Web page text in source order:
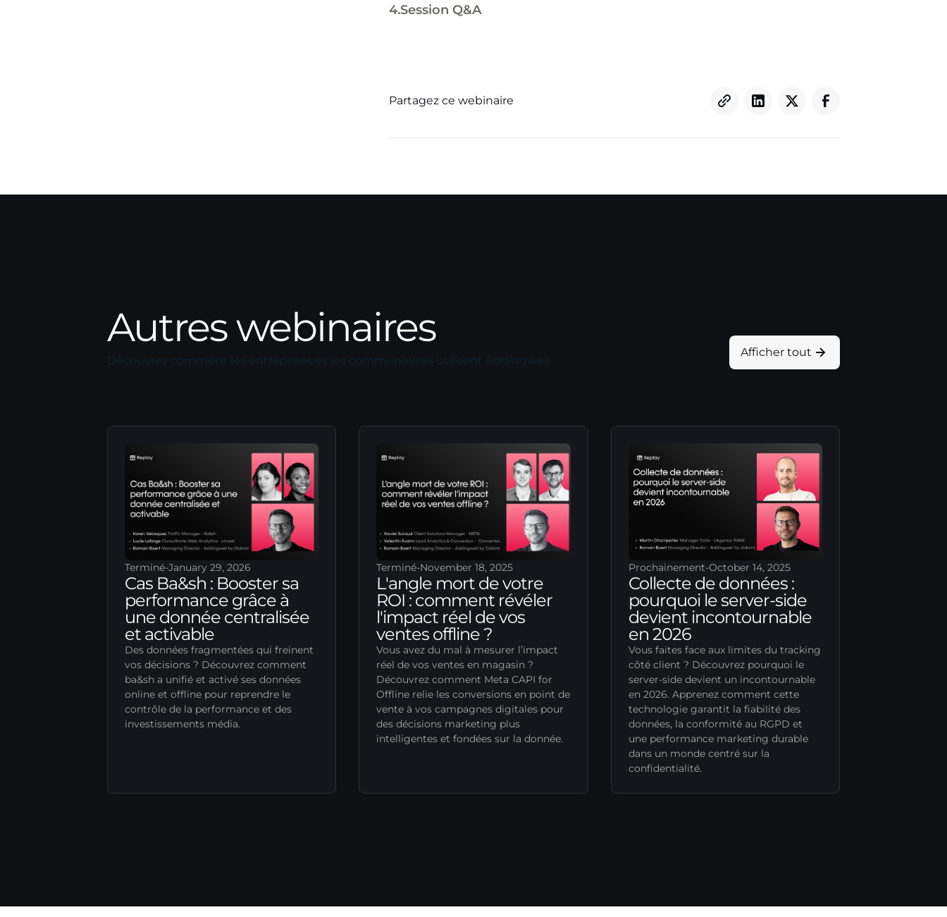
4.Session Q&A
Partagez ce webinaire
Autres webinaires
Découvrez comment les entreprises et les communautés utilisent Addingwell
Afficher tout
Terminé-January 29, 2026
Cas Ba&sh : Booster sa
performance grâce à
une donnée centralisée
et activable
Des données fragmentées qui freinent
vos décisions ? Découvrez comment
ba&sh a unifié et activé ses données
online et offline pour reprendre le
contrôle de la performance et des
investissements média.
Terminé-November 18, 2025
L'angle mort de votre
ROI : comment révéler
l'impact réel de vos
ventes offline ?
Vous avez du mal à mesurer l’impact
réel de vos ventes en magasin ?
Découvrez comment Meta CAPI for
Offline relie les conversions en point de
vente à vos campagnes digitales pour
des décisions marketing plus
intelligentes et fondées sur la donnée.
Prochainement-October 14, 2025
Collecte de données :
pourquoi le server-side
devient incontournable
en 2026
Vous faites face aux limites du tracking
côté client ? Découvrez pourquoi le
server-side devient un incontournable
en 2026. Apprenez comment cette
technologie garantit la fiabilité des
données, la conformité au RGPD et
une performance marketing durable
dans un monde centré sur la
confidentialité.